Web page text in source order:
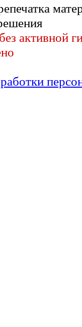
активной